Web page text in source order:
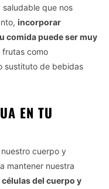
saludable que nos
incorporar
comida puede ser muy
frutas como
sustituto de bebidas
EN TU
cuerpo y
mantener nuestra
del cuerpo y